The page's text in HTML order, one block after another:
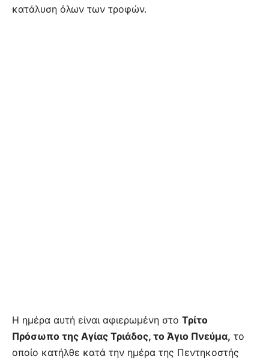
κατάλυση όλων των τροφών.
Η ημέρα αυτή είναι αφιερωμένη στο Τρίτο
Πρόσωπο της Αγίας Τριάδος, το Άγιο Πνεύμα, το
οποίο κατήλθε κατά την ημέρα της Πεντηκοστής